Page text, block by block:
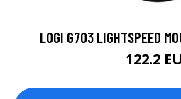
LOGI G703 LIGHTSPEED
122.2